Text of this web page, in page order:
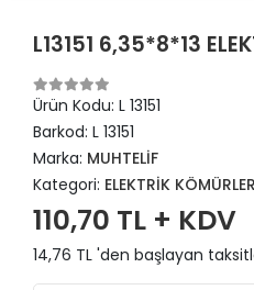
L13151 6,35*8*13
Ürün Kodu: L 13151
Barkod: L 13151
Marka: MUHTELİF
Kategori: ELEKTRİK
110,70 TL + KDV
14,76 TL 'den başlayan